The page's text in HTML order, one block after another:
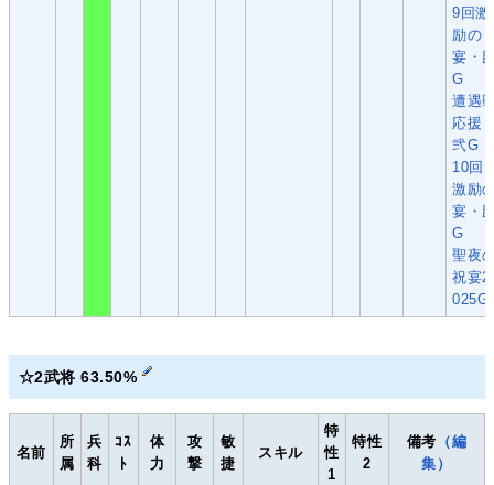
9回激
励の
宴・
G
遭遇
応援
弐G
10回
激励
宴・
G
聖夜
祝宴2
025G
☆2武将 63.50%
名前
所
属
兵
科
ｺｽ
ﾄ
体
力
攻
撃
敏
捷
スキル
特
性
1
特性
2
備考 （編
集）